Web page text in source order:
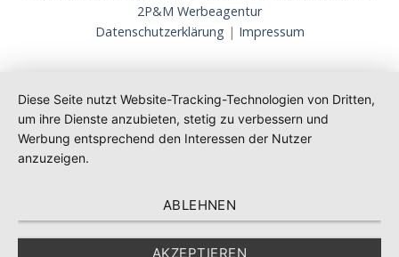
2P&M Werbeagentur
Datenschutzerklärung | Impressum
Diese Seite nutzt Website-Tracking-Technologien von Dritten,
um ihre Dienste anzubieten, stetig zu verbessern und
Werbung entsprechend den Interessen der Nutzer
anzuzeigen.
ABLEHNEN
AKZEPTIEREN